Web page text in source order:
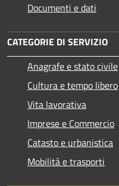
Documenti e dati
CATEGORIE DI SERVIZIO
Anagrafe e stato civile
Cultura e tempo libero
Vita lavorativa
Imprese e Commercio
Catasto e urbanistica
Mobilità e trasporti